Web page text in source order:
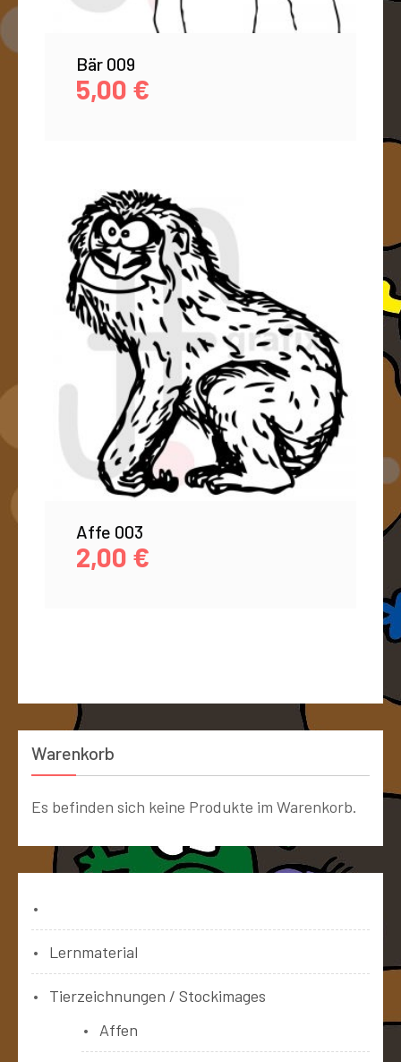
Bär 009
5,00 €
Affe 003
2,00 €
Warenkorb
Es befinden sich keine Produkte im Warenkorb.
Lernmaterial
Tierzeichnungen / Stockimages
Affen